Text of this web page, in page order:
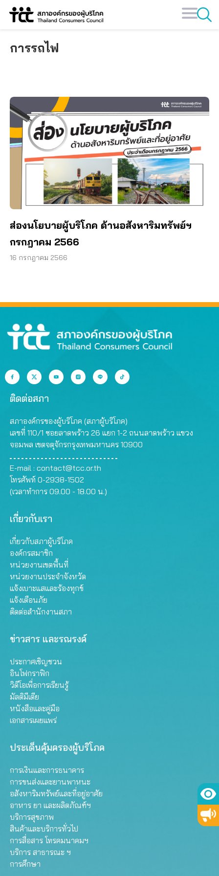
Skip
การรถไฟ
ส่องนโยบายผู้บริโภค ด้านอสังหาริมทรัพย์ฯ
กรกฎาคม 2566
16 กรกฎาคม 2566
ติดต่อสภา
สภาองค์กรของผู้บริโภค (สภาผู้บริโภค)
เลขที่ 110/1 ซอยลาดพร้าว 26 แยก 1-2 ถนนลาดพร้าว แขวง
จอมพล เขตจตุจักรกรุงเทพมหานคร 10900
E-mail : contact@tcc.or.th
โทรศัพท์ 0-2938-1502
(เวลาทำการ 09.00 - 18.00 น.)
เกี่ยวกับเรา
เกี่ยวกับสภาผู้บริโภค
องค์กรสมาชิก
หน่วยงานเขตพื้นที่
หน่วยงานประจำจังหวัด
แจ้งเบาะแสและร้องทุกข์
แจ้งเตือนภัย
ติดต่อสำนักงานสภา
ข่าวสาร และรณรงค์
ประกาศเชิญชวน
อินโฟกราฟิก
วิดีโอเพื่อการเรียนรู้
มัลติมีเดีย
หนังสือและคู่มือ
เอกสารเผยแพร่
ประเด็นคุ้มครองผู้บริโภค
การเงินและการธนาคาร
การขนส่งและยานพาหนะ
อสังหาริมทรัพย์และที่อยู่อาศัย
อาหาร ยา และผลิตภัณฑ์ฯ
บริการสุขภาพ
สินค้าและบริการทั่วไป
การสื่อสาร โทรคมนาคมฯ
บริการ สาธารณะ ฯ
การศึกษา